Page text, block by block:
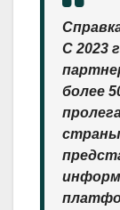
С 2023
более